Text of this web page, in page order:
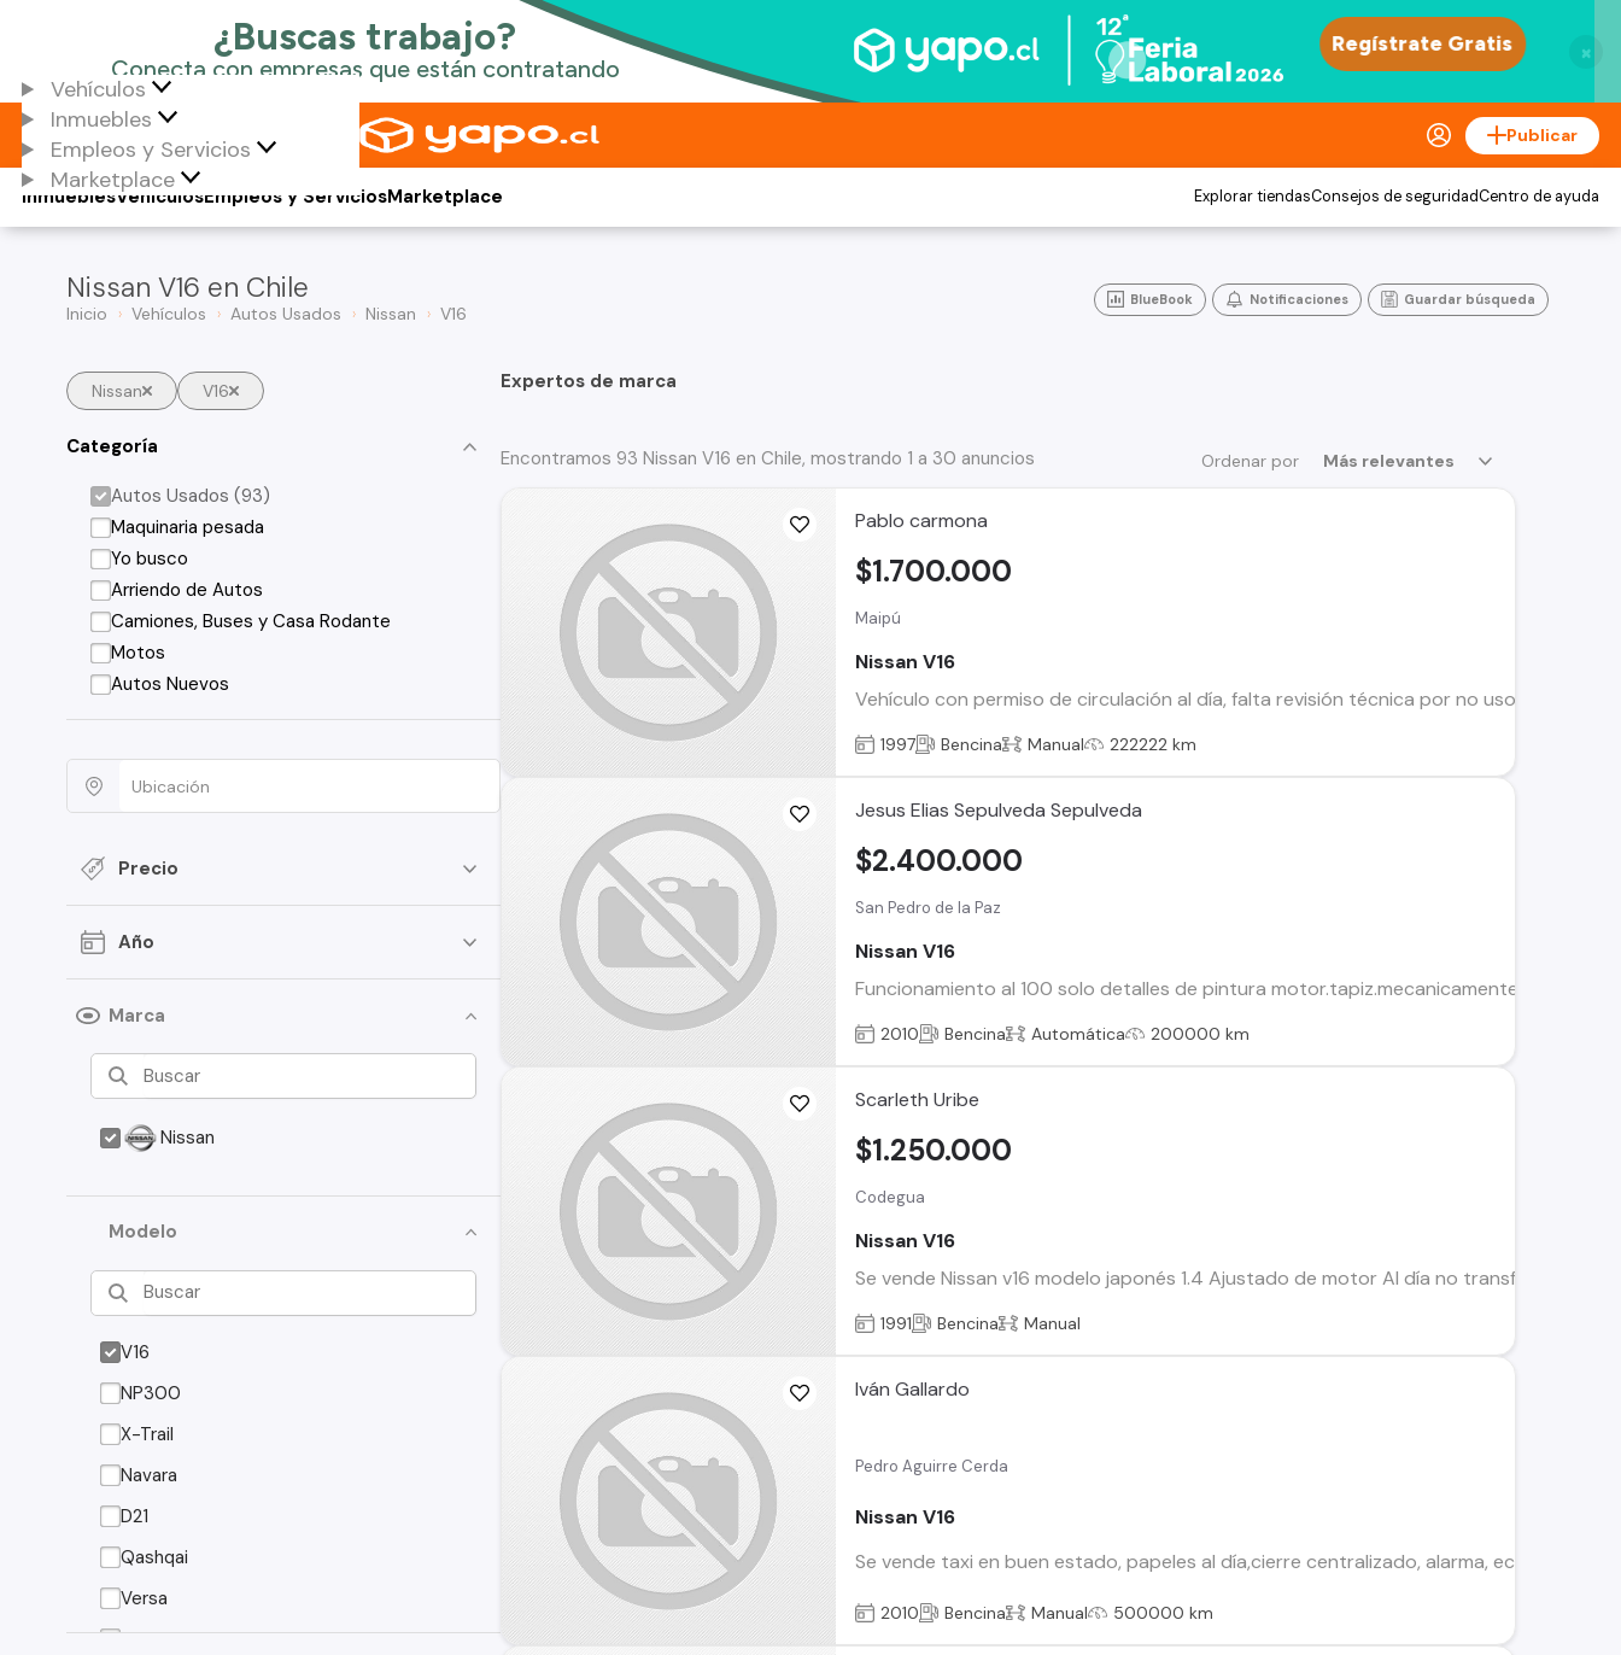
×
Vehículos
Inmuebles
Empleos y Servicios
Marketplace
Publicar
Vehículos
Inmuebles Empleos y ServiciosMarketplace Explorar tiendasConsejos de seguridadCentro de ayuda
Nissan V16 en Chile
Inicio Vehículos Autos Usados Nissan V16
BlueBook Notificaciones Guardar búsqueda
Nissan V16
Categoría
Autos Usados (93)
Maquinaria pesada
Yo busco
Arriendo de Autos
Camiones, Buses y Casa Rodante
Motos
Autos Nuevos
Precio
Año
Marca
Nissan
Modelo
V16
NP300
X-Trail
Navara
D21
Qashqai
Versa
Kicks
Expertos de marca
Ordenar por Más relevantes
Encontramos 93 Nissan V16 en Chile, mostrando 1 a 30 anuncios
Pablo carmona
Maipú
Nissan V16
Vehículo con permiso de circulación al día, falta revisión técnica por no uso,
$1.700.000
1997 Bencina Manual 222222 km
Jesus Elias Sepulveda Sepulveda
San Pedro de la Paz
Nissan V16
Funcionamiento al 100 solo detalles de pintura motor.tapiz.mecanicamente
$2.400.000
2010 Bencina Automática 200000 km
Scarleth Uribe
Codegua
Nissan V16
Se vende Nissan v16 modelo japonés 1.4 Ajustado de motor Al día no transferible
$1.250.000
1991 Bencina Manual
Iván Gallardo
Pedro Aguirre Cerda
Nissan V16
Se vende taxi en buen estado, papeles al día,cierre centralizado, alarma, ect *Incluye
2010 Bencina Manual 500000 km